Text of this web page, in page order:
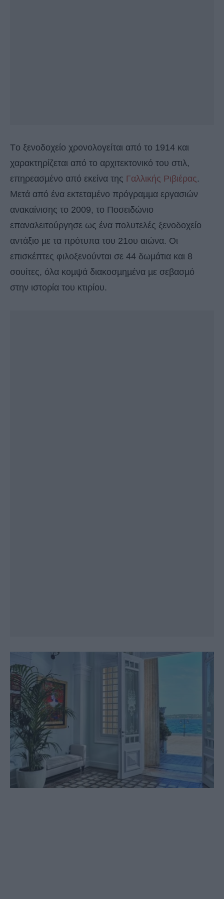
Tο ξενοδοχείο χρονολογείται από το 1914 και
χαρακτηρίζεται από το αρχιτεκτονικό του στιλ,
επηρεασµένο από εκείνα της Γαλλικής Ριβιέρας.
Μετά από ένα εκτεταµένο πρόγραµµα εργασιών
ανακαίνισης το 2009, το Ποσειδώνιο
επαναλειτούργησε ως ένα πολυτελές ξενοδοχείο
αντάξιο µε τα πρότυπα του 21ου αιώνα. Οι
επισκέπτες φιλοξενούνται σε 44 δωµάτια και 8
σουίτες, όλα κοµψά διακοσµηµένα µε σεβασµό
στην ιστορία του κτιρίου.